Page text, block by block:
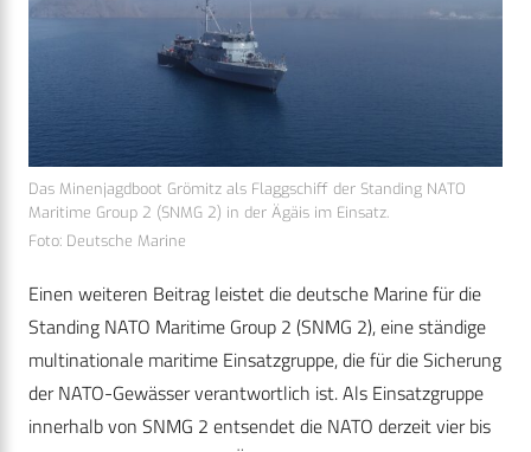
Das Minenjagdboot Grömitz als Flaggschiff der Standing NATO
Maritime Group 2 (SNMG 2) in der Ägäis im Einsatz.
Foto: Deutsche Marine
Einen weiteren Beitrag leistet die deutsche Marine für die
Standing NATO Maritime Group 2 (SNMG 2), eine ständige
multinationale maritime Einsatzgruppe, die für die Sicherung
der NATO-Gewässer verantwortlich ist. Als Einsatzgruppe
innerhalb von SNMG 2 entsendet die NATO derzeit vier bis